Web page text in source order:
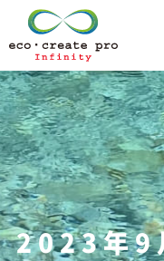
2023年9